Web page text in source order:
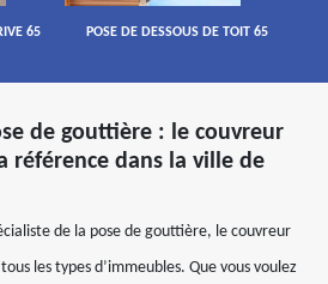
65 POSE DE DESSOUS DE TOIT 65
de gouttière : le couvreur
référence dans la ville de
de la pose de gouttière, le couvreur
les types d’immeubles. Que vous voulez